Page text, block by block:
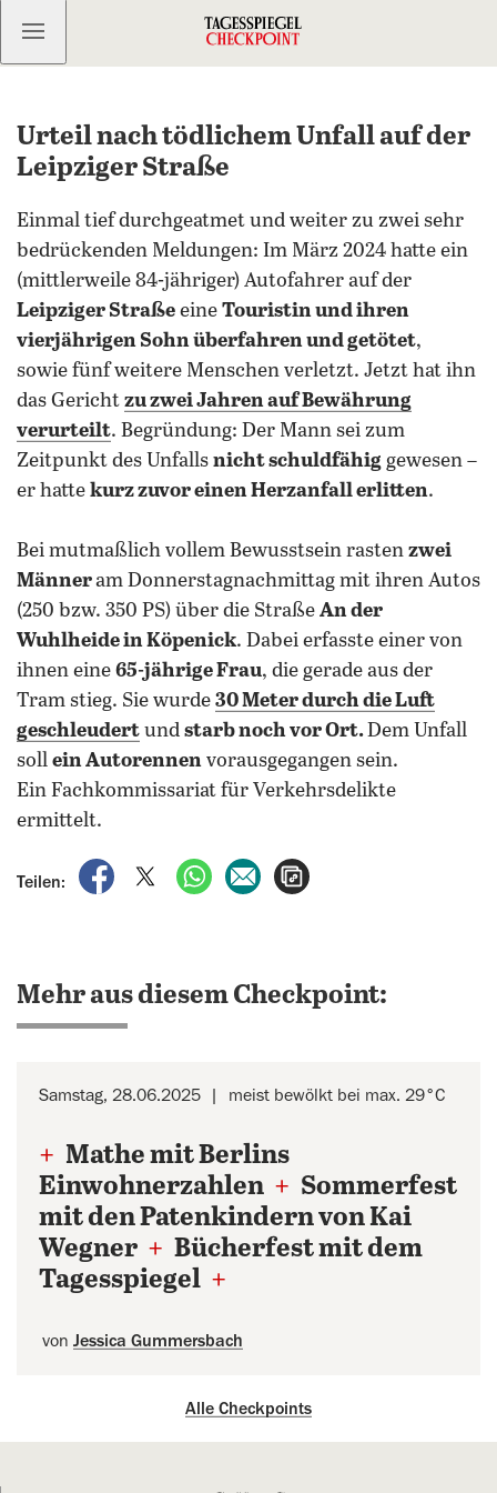
Kostenlos anmelden
Urteil nach tödlichem Unfall auf der
Leipziger Straße
Einmal tief durchgeatmet und weiter zu zwei sehr
bedrückenden Meldungen: Im März 2024 hatte ein
(mittlerweile 84-jähriger) Autofahrer auf der
Leipziger Straße eine Touristin und ihren
vierjährigen Sohn überfahren und getötet,
sowie fünf weitere Menschen verletzt. Jetzt hat ihn
das Gericht zu zwei Jahren auf Bewährung
verurteilt. Begründung: Der Mann sei zum
Zeitpunkt des Unfalls nicht schuldfähig gewesen –
er hatte kurz zuvor einen Herzanfall erlitten.
Bei mutmaßlich vollem Bewusstsein rasten zwei
Männeram Donnerstagnachmittag mit ihren Autos
(250 bzw. 350 PS) über die Straße An der
Wuhlheide in Köpenick. Dabei erfasste einer von
ihnen eine 65-jährige Frau, die gerade aus der
Tram stieg. Sie wurde 30 Meter durch die Luft
geschleudert und starb noch vor Ort.Dem Unfall
soll ein Autorennen vorausgegangen sein.
Ein Fachkommissariat für Verkehrsdelikte
ermittelt.
Teilen:
auf Facebook teilen
auf X teilenper WhatsApp teilen
per E-Mail teilen
Mehr aus diesem Checkpoint:
Samstag, 28.06.2025 meist bewölkt bei max. 29°C
+ Mathe mit Berlins
Einwohnerzahlen + Sommerfest
mit den Patenkindern von Kai
Wegner + Bücherfest mit dem
Tagesspiegel +
von Jessica Gummersbach
Alle Checkpoints